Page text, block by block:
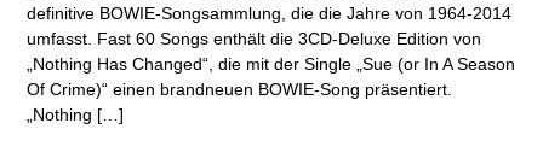
definitive BOWIE-Songsammlung, die die Jahre von 1964-2014
umfasst. Fast 60 Songs enthält die 3CD-Deluxe Edition von
„Nothing Has Changed“, die mit der Single „Sue (or In A Season
Of Crime)“ einen brandneuen BOWIE-Song präsentiert.
„Nothing […]